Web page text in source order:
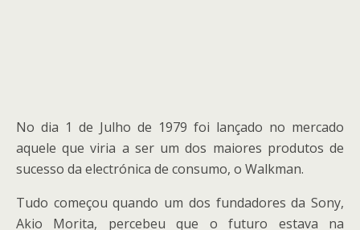
No dia 1 de Julho de 1979 foi lançado no mercado
aquele que viria a ser um dos maiores produtos de
sucesso da electrónica de consumo, o Walkman.
Tudo começou quando um dos fundadores da Sony,
Akio Morita, percebeu que o futuro estava na